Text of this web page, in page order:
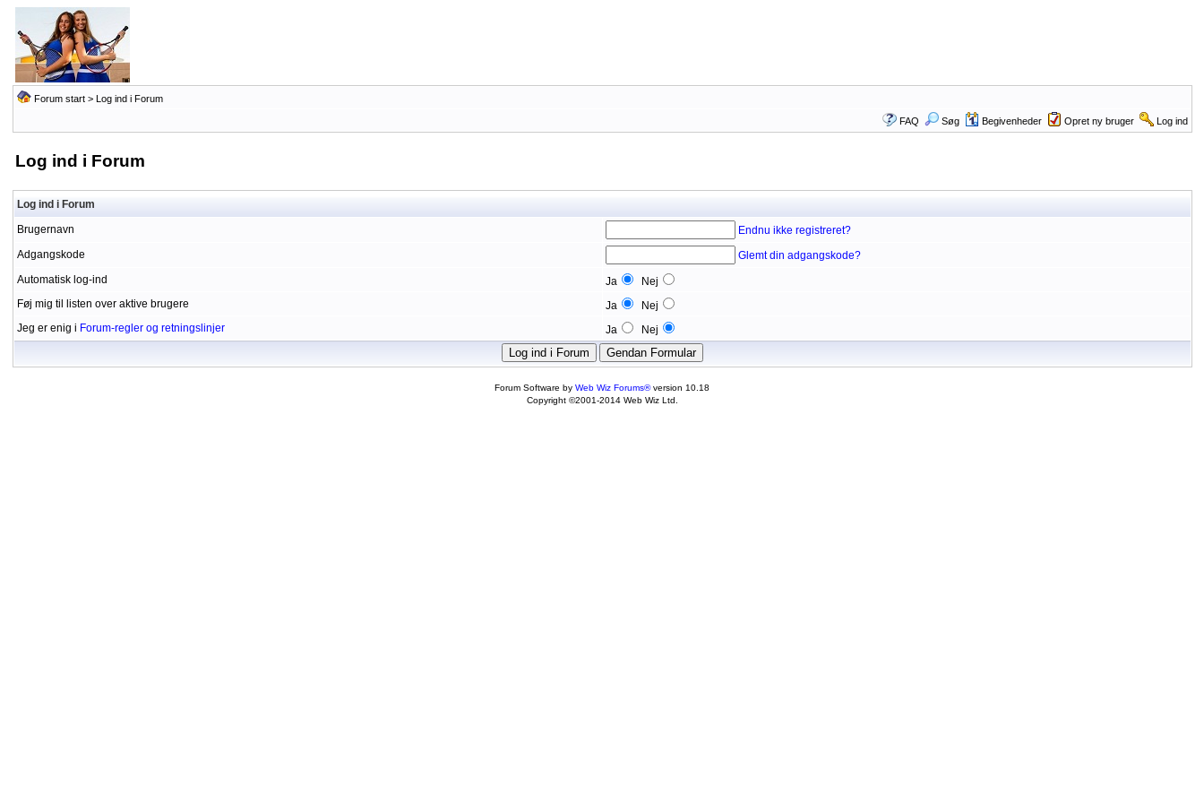
Forum start> Log ind i Forum
FAQ Søg Begivenheder Opret ny bruger Log ind
Log ind i Forum
Log ind i Forum
Brugernavn
Endnu ikke registreret?
Adgangskode
Glemt din adgangskode?
Automatisk log-ind
Ja
Nej
Føj mig til listen over aktive brugere
Ja
Nej
Jeg er enig i Forum-regler og retningslinjer Ja Nej
Forum Software by Web Wiz Forums®version 10.18
Copyright ©2001-2014 Web Wiz Ltd.